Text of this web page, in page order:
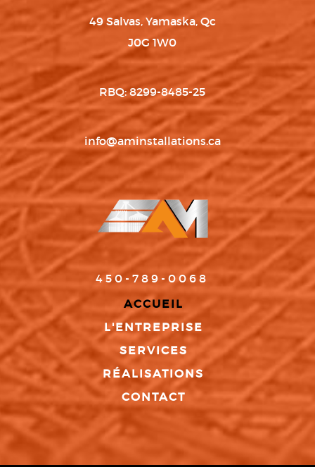
49 Salvas, Yamaska, Qc
J0G 1W0
RBQ: 8299-8485-25
info@aminstallations.ca
450-789-0068
ACCUEIL
L'ENTREPRISE
SERVICES
RÉALISATIONS
CONTACT